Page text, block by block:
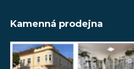
Kamenná prodejna